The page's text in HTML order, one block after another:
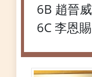
6B 趙晉威
6C 李恩賜